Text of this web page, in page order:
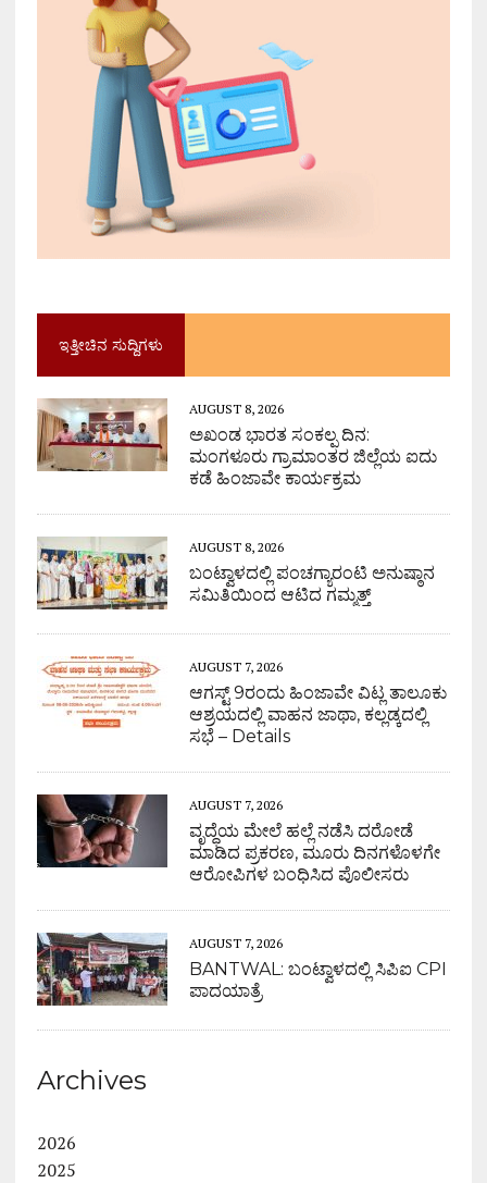
ಇತ್ತೀಚಿನ ಸುದ್ದಿಗಳು
AUGUST 8, 2026
ಅಖಂಡ ಭಾರತ ಸಂಕಲ್ಪ ದಿನ:
ಮಂಗಳೂರು ಗ್ರಾಮಾಂತರ ಜಿಲ್ಲೆಯ ಐದು
ಕಡೆ ಹಿಂಜಾವೇ ಕಾರ್ಯಕ್ರಮ
AUGUST 8, 2026
ಬಂಟ್ವಾಳದಲ್ಲಿ ಪಂಚಗ್ಯಾರಂಟಿ ಅನುಷ್ಠಾನ
ಸಮಿತಿಯಿಂದ ಆಟಿದ ಗಮ್ಮತ್ತ್
AUGUST 7, 2026
ಆಗಸ್ಟ್ 9ರಂದು ಹಿಂಜಾವೇ ವಿಟ್ಲ ತಾಲೂಕು
ಆಶ್ರಯದಲ್ಲಿ ವಾಹನ ಜಾಥಾ, ಕಲ್ಲಡ್ಕದಲ್ಲಿ
ಸಭೆ – Details
AUGUST 7, 2026
ವೃದ್ಧೆಯ ಮೇಲೆ ಹಲ್ಲೆ ನಡೆಸಿ ದರೋಡೆ
ಮಾಡಿದ ಪ್ರಕರಣ, ಮೂರು ದಿನಗಳೊಳಗೇ
ಆರೋಪಿಗಳ ಬಂಧಿಸಿದ ಪೊಲೀಸರು
AUGUST 7, 2026
BANTWAL: ಬಂಟ್ವಾಳದಲ್ಲಿ ಸಿಪಿಐ CPI
ಪಾದಯಾತ್ರೆ
Archives
2026
2025